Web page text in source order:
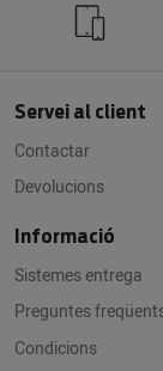
Servei al client
Contactar
Devolucions
Informació
Sistemes entrega
Preguntes
Condicions